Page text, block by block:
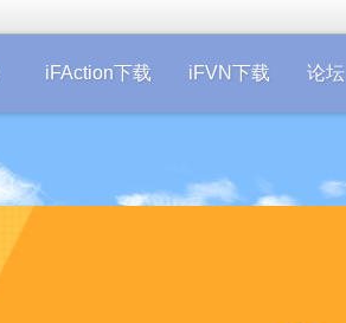
iFAction下载 iFVN下载 论坛